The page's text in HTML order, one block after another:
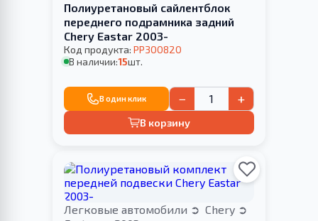
Полиуретановый сайлентблок
переднего подрамника задний
Chery Eastar 2003-
Код продукта: PP300820
В наличии:15шт.
В один клик − +
В корзину
Легковые автомобили
Chery